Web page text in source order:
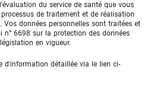
du service de santé que vous
de traitement et de réalisation
données personnelles sont traitées et
6698 sur la protection des données
en vigueur.
d'information détaillée via le lien ci-
: 5 Secrets d’Esthétique